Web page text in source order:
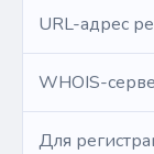
URL-адрес
WHOIS-
Для